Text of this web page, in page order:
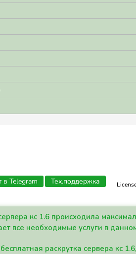
в Telegram Тех.поддержка
кс 1.6 происходила
все необходимые услуги в
раскрутка сервера кс